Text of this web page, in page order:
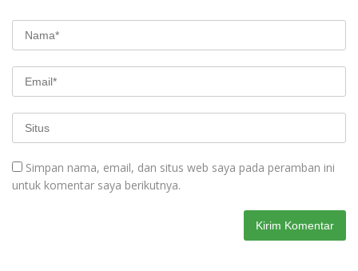
Simpan nama, email, dan situs web saya pada peramban ini
untuk komentar saya berikutnya.